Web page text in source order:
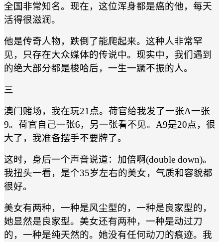
全国非常知名。现在，这位浑身都是癌的他，每天
活得很滋润。
他是传奇人物，跌倒了能爬起来。这种人非常罕
见，只存在大众媒体的传说中。现实中，我们遇到
的绝大部分都是梭哈后，一生一蹶不振的人。
三
澳门赌场，我在玩21点。荷官给我发了一张A一张
9。荷官自己一张6，另一张看不见。A9是20点，很
大了，我准备摆手不要牌了。
这时，身后一个声音说道：加倍啊(double down)。
我扭头一看，是个35岁左右的美女，气质和容貌都
很好。
美女有两种，一种是风尘型的，一种是良家型的，
她显然是良家型。美女还有两种，一种是动过刀
的，一种是纯天然的。她没有任何动刀的痕迹。我